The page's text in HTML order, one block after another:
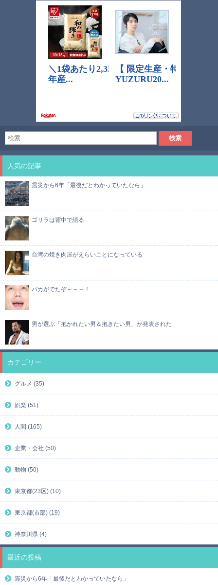
人気の記事
震災から6年「最後だとわかっていたなら」
ゴリラは背中で語る
台湾の焼き肉屋がえらいことになっている
バカがでたぞ～～～！
男が選ぶ「抱かれたい男＆抱きたい男」が発表された
カテゴリー
グルメ (35)
娯楽 (51)
人間 (165)
企業・会社 (50)
動物 (50)
東京都(23区) (10)
東京都(市部) (19)
神奈川県 (4)
最近の投稿
震災から6年「最後だとわかっていたなら」